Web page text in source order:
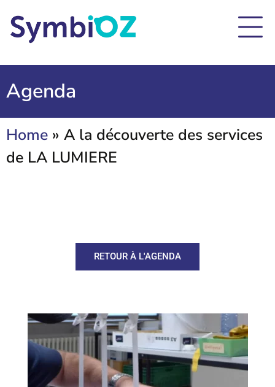
Agenda
Home » A la découverte des services
de LA LUMIERE
RETOUR À L'AGENDA